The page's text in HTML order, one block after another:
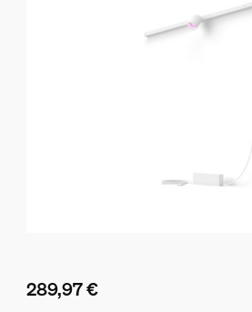
289,97 €